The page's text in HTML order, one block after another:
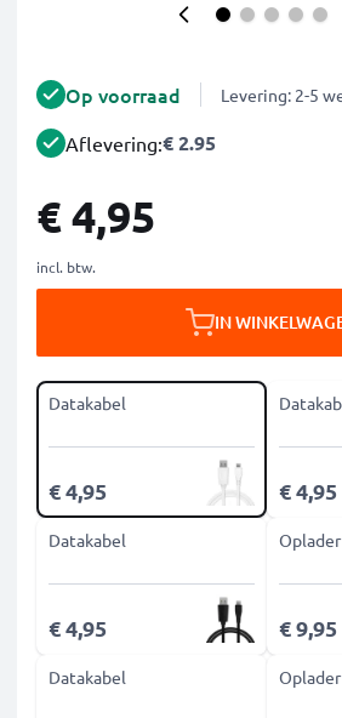
Op voorraad Levering: 2-5
Aflevering:€ 2.95
€ 4,95
incl. btw.
IN
Datakabel
€ 4,95 € 4,95
Datakabel
€ 4,95
Oplader
€ 9,95
Datakabel Oplader